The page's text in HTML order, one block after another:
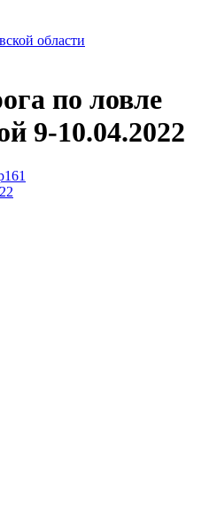
области
по ловле
9-10.04.2022